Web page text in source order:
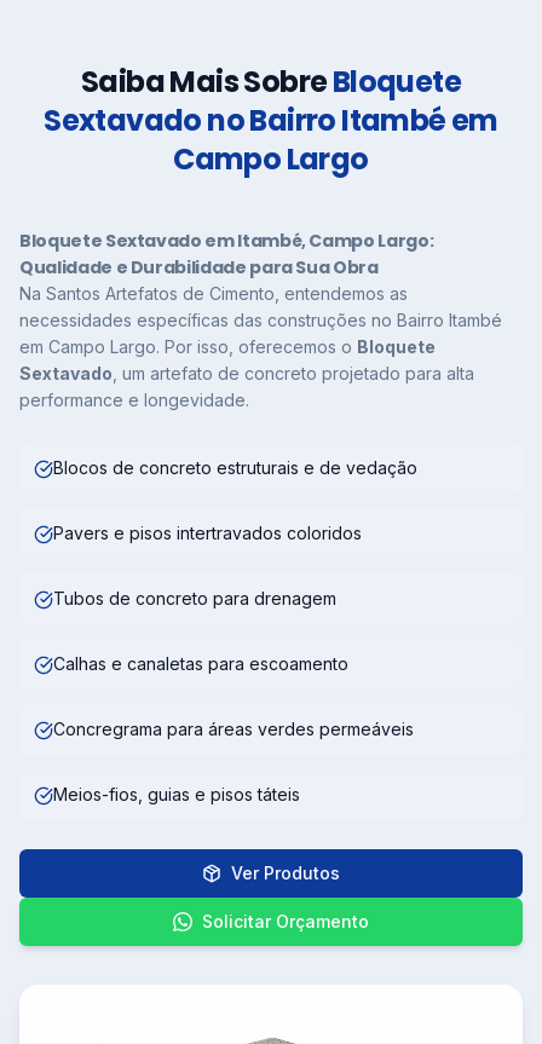
Saiba Mais SobreBloquete
Sextavado no Bairro Itambé em
Campo Largo
Bloquete Sextavado em Itambé, Campo Largo:
Qualidade e Durabilidade para Sua Obra
Na Santos Artefatos de Cimento, entendemos as
necessidades específicas das construções no Bairro Itambé
em Campo Largo. Por isso, oferecemos oBloquete
Sextavado, um artefato de concreto projetado para alta
Ver Produtos
Solicitar Orçamento